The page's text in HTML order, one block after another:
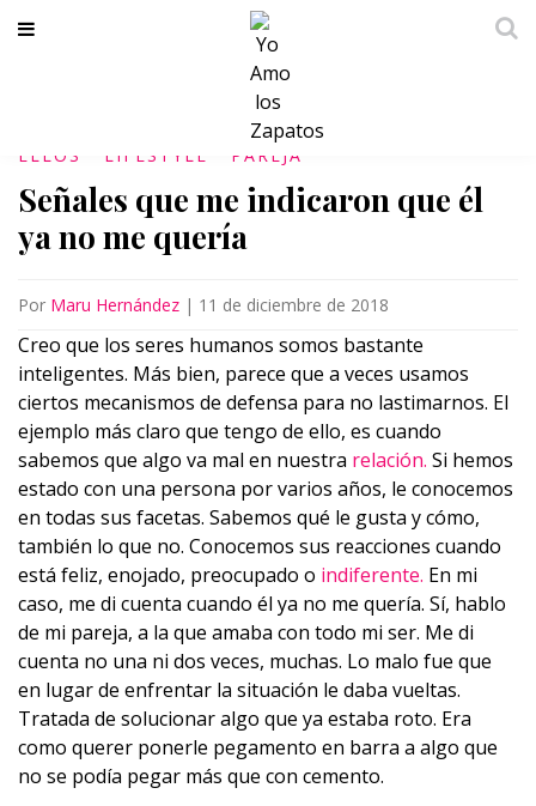
ELLOS LIFESTYLE PAREJA
Señales que me indicaron que él
ya no me quería
Por Maru Hernández | 11 de diciembre de 2018
Creo que los seres humanos somos bastante
inteligentes. Más bien, parece que a veces usamos
ciertos mecanismos de defensa para no lastimarnos. El
ejemplo más claro que tengo de ello, es cuando
sabemos que algo va mal en nuestra relación. Si hemos
estado con una persona por varios años, le conocemos
en todas sus facetas. Sabemos qué le gusta y cómo,
también lo que no. Conocemos sus reacciones cuando
está feliz, enojado, preocupado o indiferente. En mi
caso, me di cuenta cuando él ya no me quería. Sí, hablo
de mi pareja, a la que amaba con todo mi ser. Me di
cuenta no una ni dos veces, muchas. Lo malo fue que
en lugar de enfrentar la situación le daba vueltas.
Tratada de solucionar algo que ya estaba roto. Era
como querer ponerle pegamento en barra a algo que
no se podía pegar más que con cemento.